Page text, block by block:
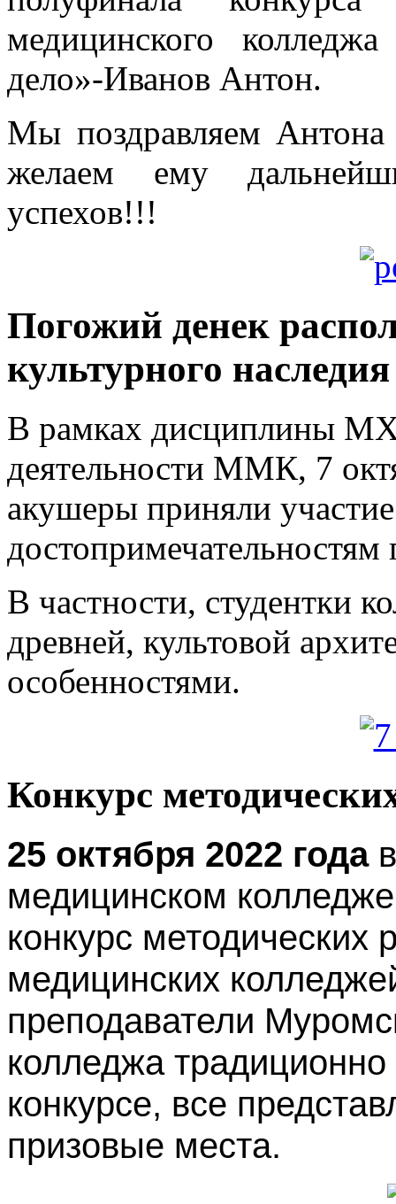
медицинского
дело»-Иванов Антон.
Мы поздравляем
желаем ему
успехов!!!
Погожий денек
культурного
В рамках дисциплины
деятельности ММК, 7
акушеры приняли
В частности, студентки
древней, культовой
особенностями.
Конкурс
25 октября 2022 года
медицинском
конкурс методических
медицинских
преподаватели
колледжа
конкурсе, все
призовые места.